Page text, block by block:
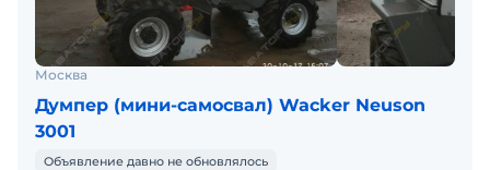
Москва
Думпер (мини-самосвал) Wacker Neuson
3001
Объявление давно не обновлялось